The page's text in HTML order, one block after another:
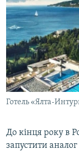
ВСЕ ЗА ДЕНЬ
СПЕЦПРОЕКТИ
ДЕПОРТАЦІЯ
ВІДЕОУРОКИ
СВІДЧЕННЯ
УКРАЇНСЬКА
ЯК ОБІЙТИ
Русский
Qırımtatar
Готель «Ялта-
До кінця року в
запустити